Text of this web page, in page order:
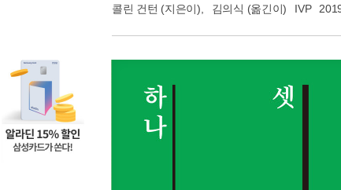
콜린 건턴 (지은이), 김의식 (옮긴이) IVP